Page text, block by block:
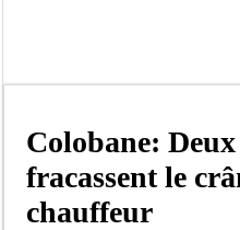
Don de sang : Pastef lance un appel
Chavirement d’une pirogue à
Hajj 2027 : le RENOPHUS lance
Colobane: Deux
fracassent le
chauffeur